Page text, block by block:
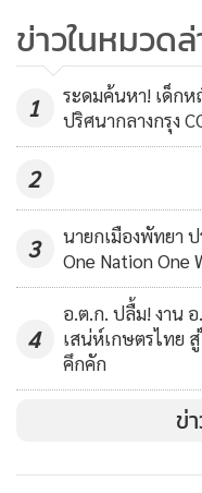
8,251
ข่าวในหมวด
1
ระดมค้นหา! เด็กห
ปริศนากลางกรุง
2
3
นายกเมืองพัทยา
One Nation One
4
อ.ต.ก. ปลื้ม! งาน
เสน่ห์เกษตรไทย
คึกคัก
ข่
MGR Online ใช้คุ
MGR Online ใช้คุกกี้ เ
แอพพลิเคชั่นเงื่อนไขก